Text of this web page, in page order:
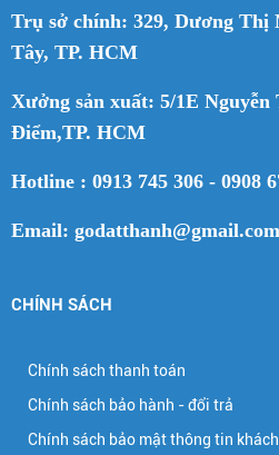
Trụ sở chính: 329, Dương
Tây, TP. HCM
Xưởng sản xuất: 5/1E Nguyễn
Điểm,TP. HCM
Hotline : 0913 745 306 - 0908
Email: godatthanh@gmail.com
CHÍNH SÁCH
Chính sách thanh toán
Chính sách bảo hành - đổi trả
Chính sách bảo mật thông tin